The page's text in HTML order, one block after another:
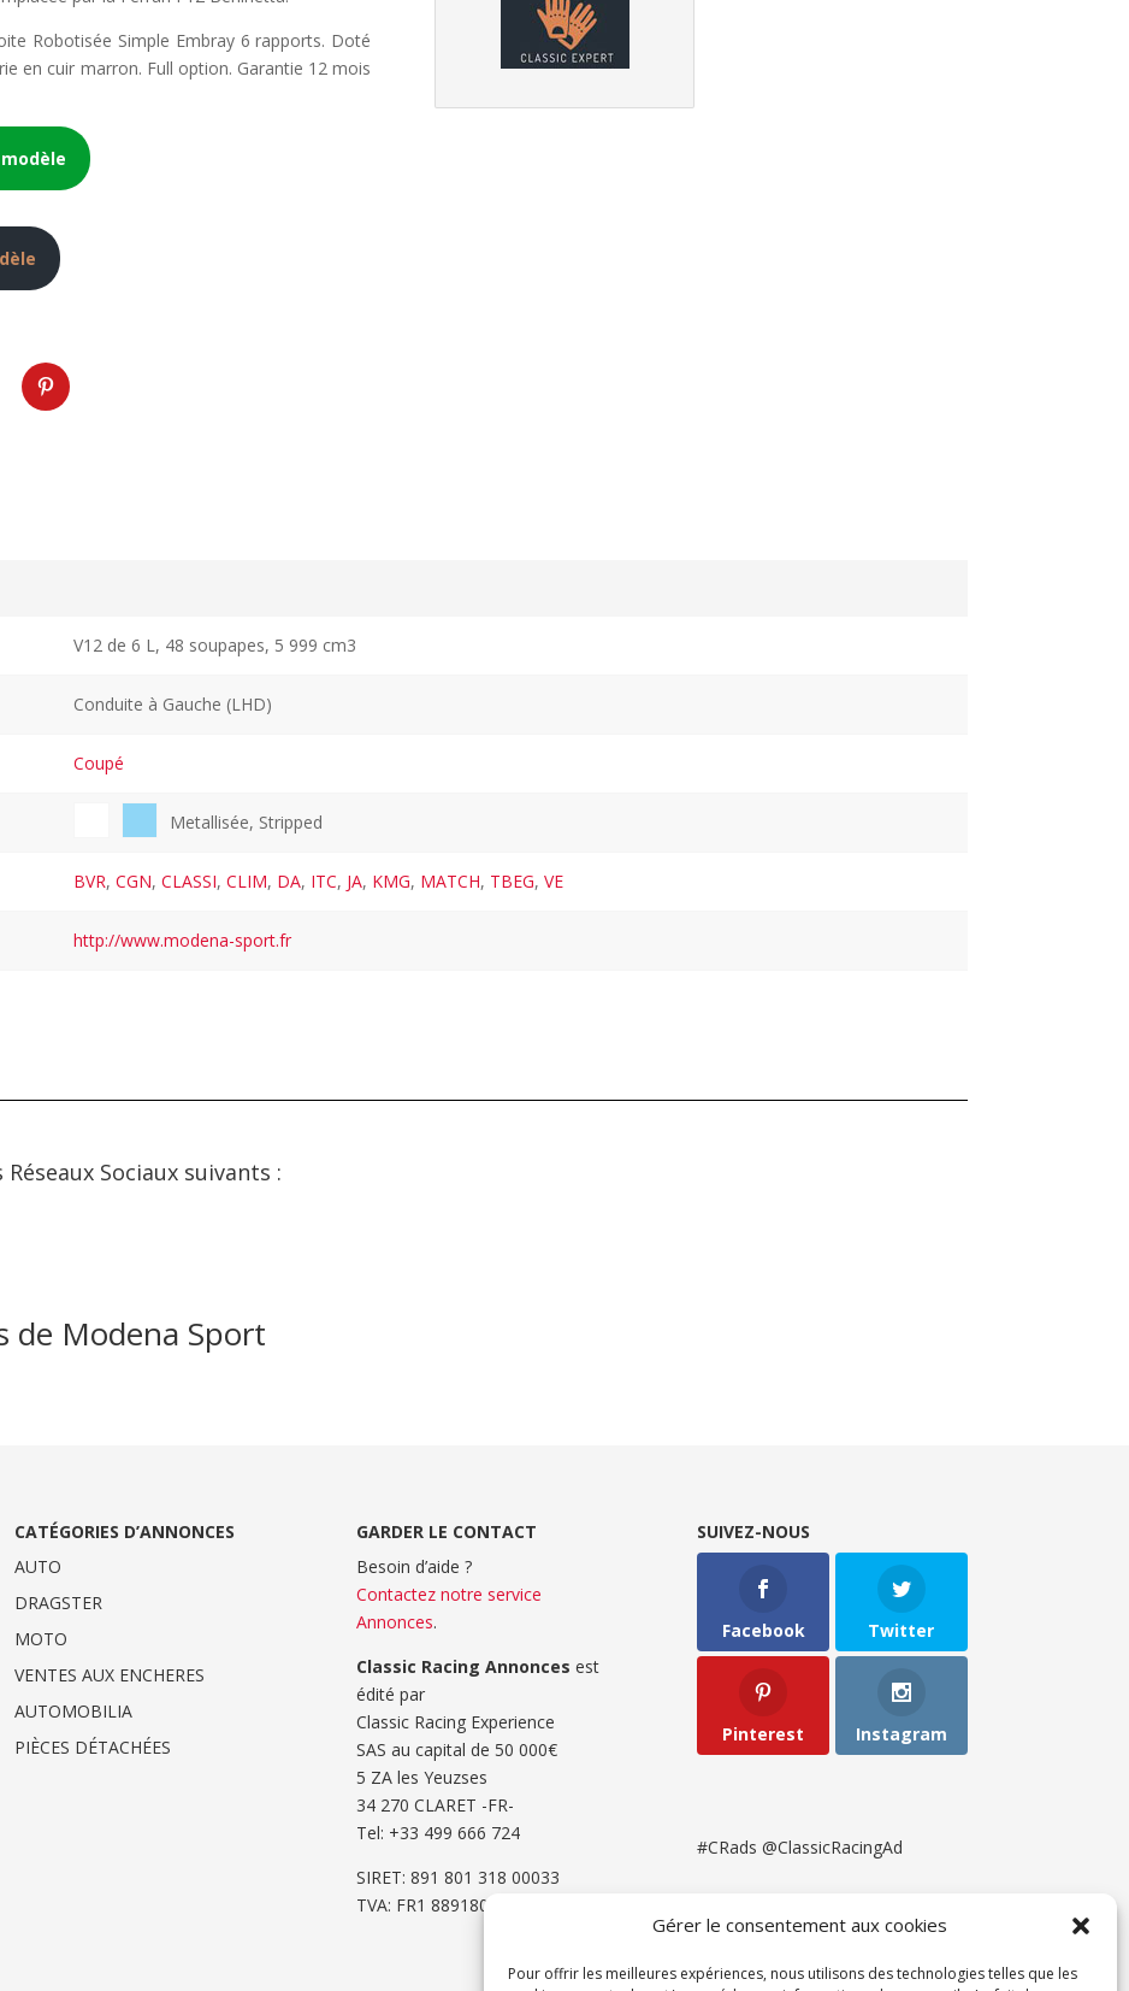
Gérer le consentement aux cookies
Pour offrir les meilleures expériences, nous utilisons des technologies telles que les
Robotisée Simple Embray 6 rapports. Doté
en cuir marron. Full option. Garantie 12 mois
V12 de 6 L, 48 soupapes, 5 999 cm3
Conduite à Gauche (LHD)
Coupé
Metallisée, Stripped
BVR,CGN,CLASSI,CLIM, DA, ITC, JA, KMG, MATCH, TBEG,VE
http://www.modena-sport.fr
Sociaux suivants :
de Modena Sport
CATÉGORIES D’ANNONCES
AUTO
DRAGSTER
MOTO
VENTES AUX ENCHERES
AUTOMOBILIA
PIÈCES DÉTACHÉES
GARDER LE CONTACT
Besoin d’aide ?
Contactez notre service
Annonces.
Classic Racing Annonces est
édité par
Classic Racing Experience
SAS au capital de 50 000€
5 ZA les Yeuzses
34 270 CLARET -FR-
Tel: ‭+33 499 666 724‬
SIRET: 891 801 318 00033
TVA: FR1 8891801318
SUIVEZ-NOUS
Facebook Twitter
Pinterest Instagram
#CRads @ClassicRacingAd